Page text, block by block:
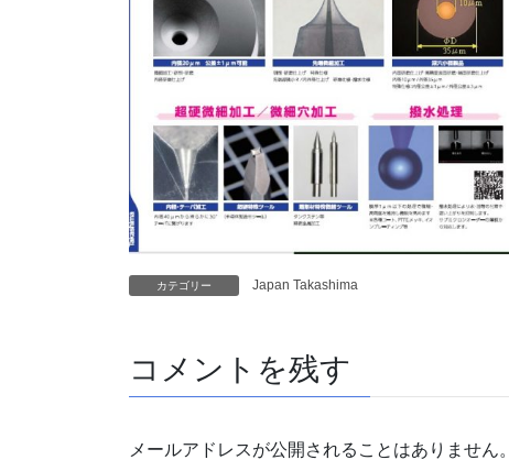
カテゴリー Japan Takashima
コメントを残す
メールアドレスが公開されることはありません。